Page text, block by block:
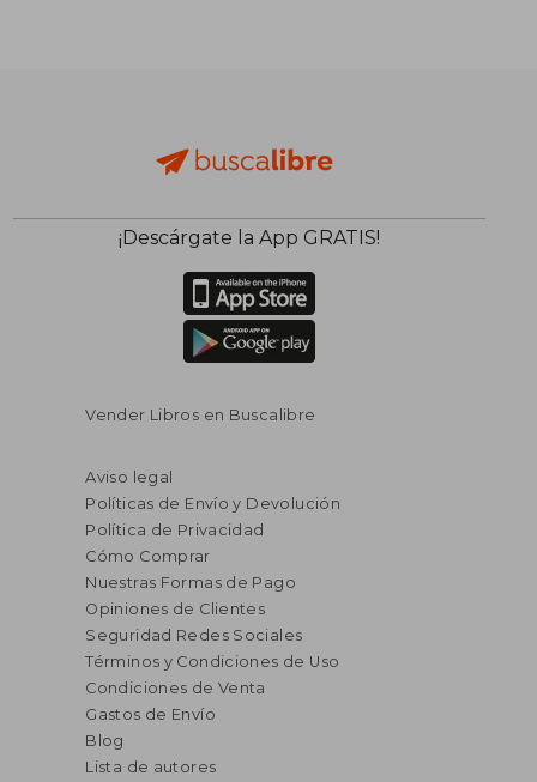
¡Descárgate la App GRATIS!
Vender Libros en Buscalibre
Aviso legal
Políticas de Envío y Devolución
Política de Privacidad
Cómo Comprar
Nuestras Formas de Pago
Opiniones de Clientes
Seguridad Redes Sociales
Términos y Condiciones de Uso
Condiciones de Venta
Gastos de Envío
Blog
Lista de autores